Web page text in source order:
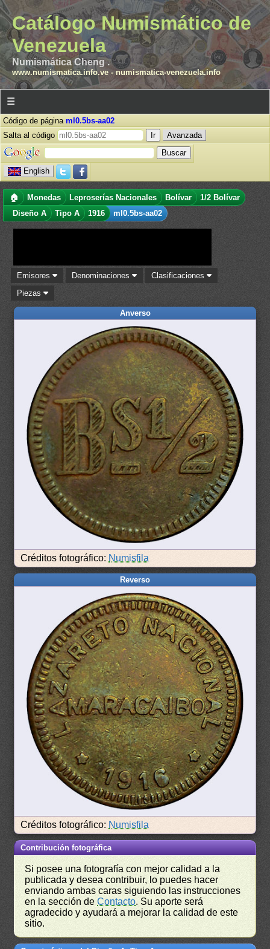
Catálogo Numismático de
Venezuela
Numismática Cheng .
www.numismatica.info.ve- numismatica-venezuela.info
☰
Código de página ml0.5bs-aa02
Salta al código
Avanzada
English
🏠 Monedas Leproserías Nacionales Bolívar
1/2 Bolívar
Diseño A
Tipo A 1916 ml0.5bs-aa02
Emisores Denominaciones
Clasificaciones
Piezas
Anverso
Créditos fotográfico: Numisfila
Reverso
Créditos fotográfico: Numisfila
Contribución fotográfica
Si posee una fotografía con mejor calidad a la
publicada y desea contribuir, lo puedes hacer
enviando ambas caras siguiendo las instrucciones
en la sección deContacto. Su aporte será
agradecido y ayudará a mejorar la calidad de este
sitio.